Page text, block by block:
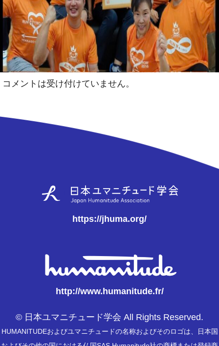
コメントは受け付けていません。
https://jhuma.org/
http://www.humanitude.fr/
© 日本ユマニチュード学会 All Rights Reserved.
HUMANITUDEおよびユマニチュードの名称およびそのロゴは、日本国